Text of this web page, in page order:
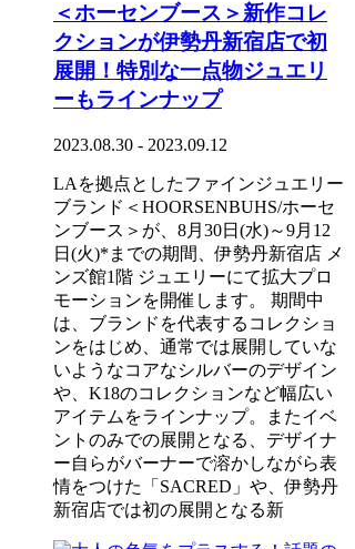
＜ホーセンブース＞新作コレ
クションが伊勢丹新宿店で初
展開！特別な一点物ジュエリ
ーもラインナップ
2023.08.30 - 2023.09.12
LAを拠点としたファインジュエリー
ブランド＜HOORSENBUHS/ホーセ
ンブース＞が、8月30日(水)～9月12
日(火)*までの期間、伊勢丹新宿店 メ
ンズ館1階 ジュエリーにて拡大プロ
モーションを開催します。 期間中
は、ブランドを代表するコレクショ
ンをはじめ、通常では展開していな
いようなコアなシルバーのデザイン
や、K18のコレクションなど幅広い
アイテムをラインナップ。またイベ
ントのみでの展開となる、デザイナ
ー自らがバーナーで溶かしながら表
情をつけた「SACRED」や、伊勢丹
新宿店では初の展開となる新